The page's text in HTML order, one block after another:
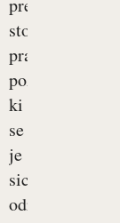
prejšnjega
stoletja,
prave
pozornosti,
ki
se
je
sicer
odrazila...